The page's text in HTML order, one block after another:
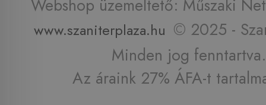
Webshop üzemeltető: Műszaki
www.szaniterplaza.hu © 2025 -
Minden jog fenntartva.
Az áraink 27% ÁFA-t